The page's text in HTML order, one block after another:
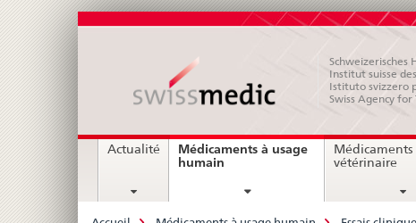
Institut suisse
Istituto svizzero
Swiss Agency
Navigation
Actualité
Médicaments à usage
humain
Médicaments
vétérinaire